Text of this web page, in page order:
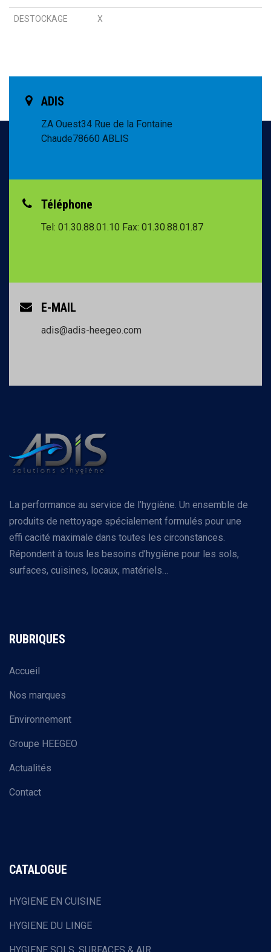
DESTOCKAGE X
ADIS
ZA Ouest34 Rue de la Fontaine
Chaude78660 ABLIS
Téléphone
Tel: 01.30.88.01.10 Fax: 01.30.88.01.87
E-MAIL
adis@adis-heegeo.com
La performance au service de l’hygiène. Un ensemble de
produits de nettoyage spécialement formulés pour une
effi cacité maximale dans toutes les circonstances.
Répondent à tous les besoins d’hygiène pour les sols,
surfaces, cuisines, locaux, matériels…
RUBRIQUES
Accueil
Nos marques
Environnement
Groupe HEEGEO
Actualités
Contact
CATALOGUE
HYGIENE EN CUISINE
HYGIENE DU LINGE